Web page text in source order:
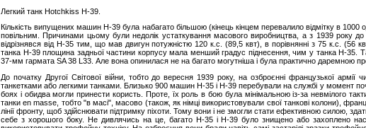
Легкий танк Hotchkiss H-39.
Кількість випущених машин Н-39 була набагато більшою (кінець кінцем перевалило відмітку в
повільним. Причинами цьому були недолік устаткування масового виробництва, а з 1939 року
відрізнявся від Н-35 тим, що мав двигун потужністю 120 к.с. (89,5 квт), в порівнянні з 75 к.с. (56
танка Н-39 площина задньої частини корпусу мала менший градус піднесення, чим у танка Н-35.
37-мм гармата SA 38 L33. Але вона опинилася не на багато могутніша і була практично даремною
До початку Другої Світової війни, тобто до вересня 1939 року, на озброєнні французької
танкетками або легкими танками. Близько 900 машин Н-35 і Н-39 перебували на службі у момент
боях і обидва могли принести користь. Проте, їх роль в бою була мінімальною із-за невмілого
танки en masse, тобто "в масі", масово (також, як німці використовували свої танкові колони),
лінії фронту, щоб здійснювати підтримку піхоти. Тому вони і не змогли стати ефективною силою,
себе з хорошого боку. Не дивлячись на це, багато Н-35 і Н-39 було знищено або захоплено